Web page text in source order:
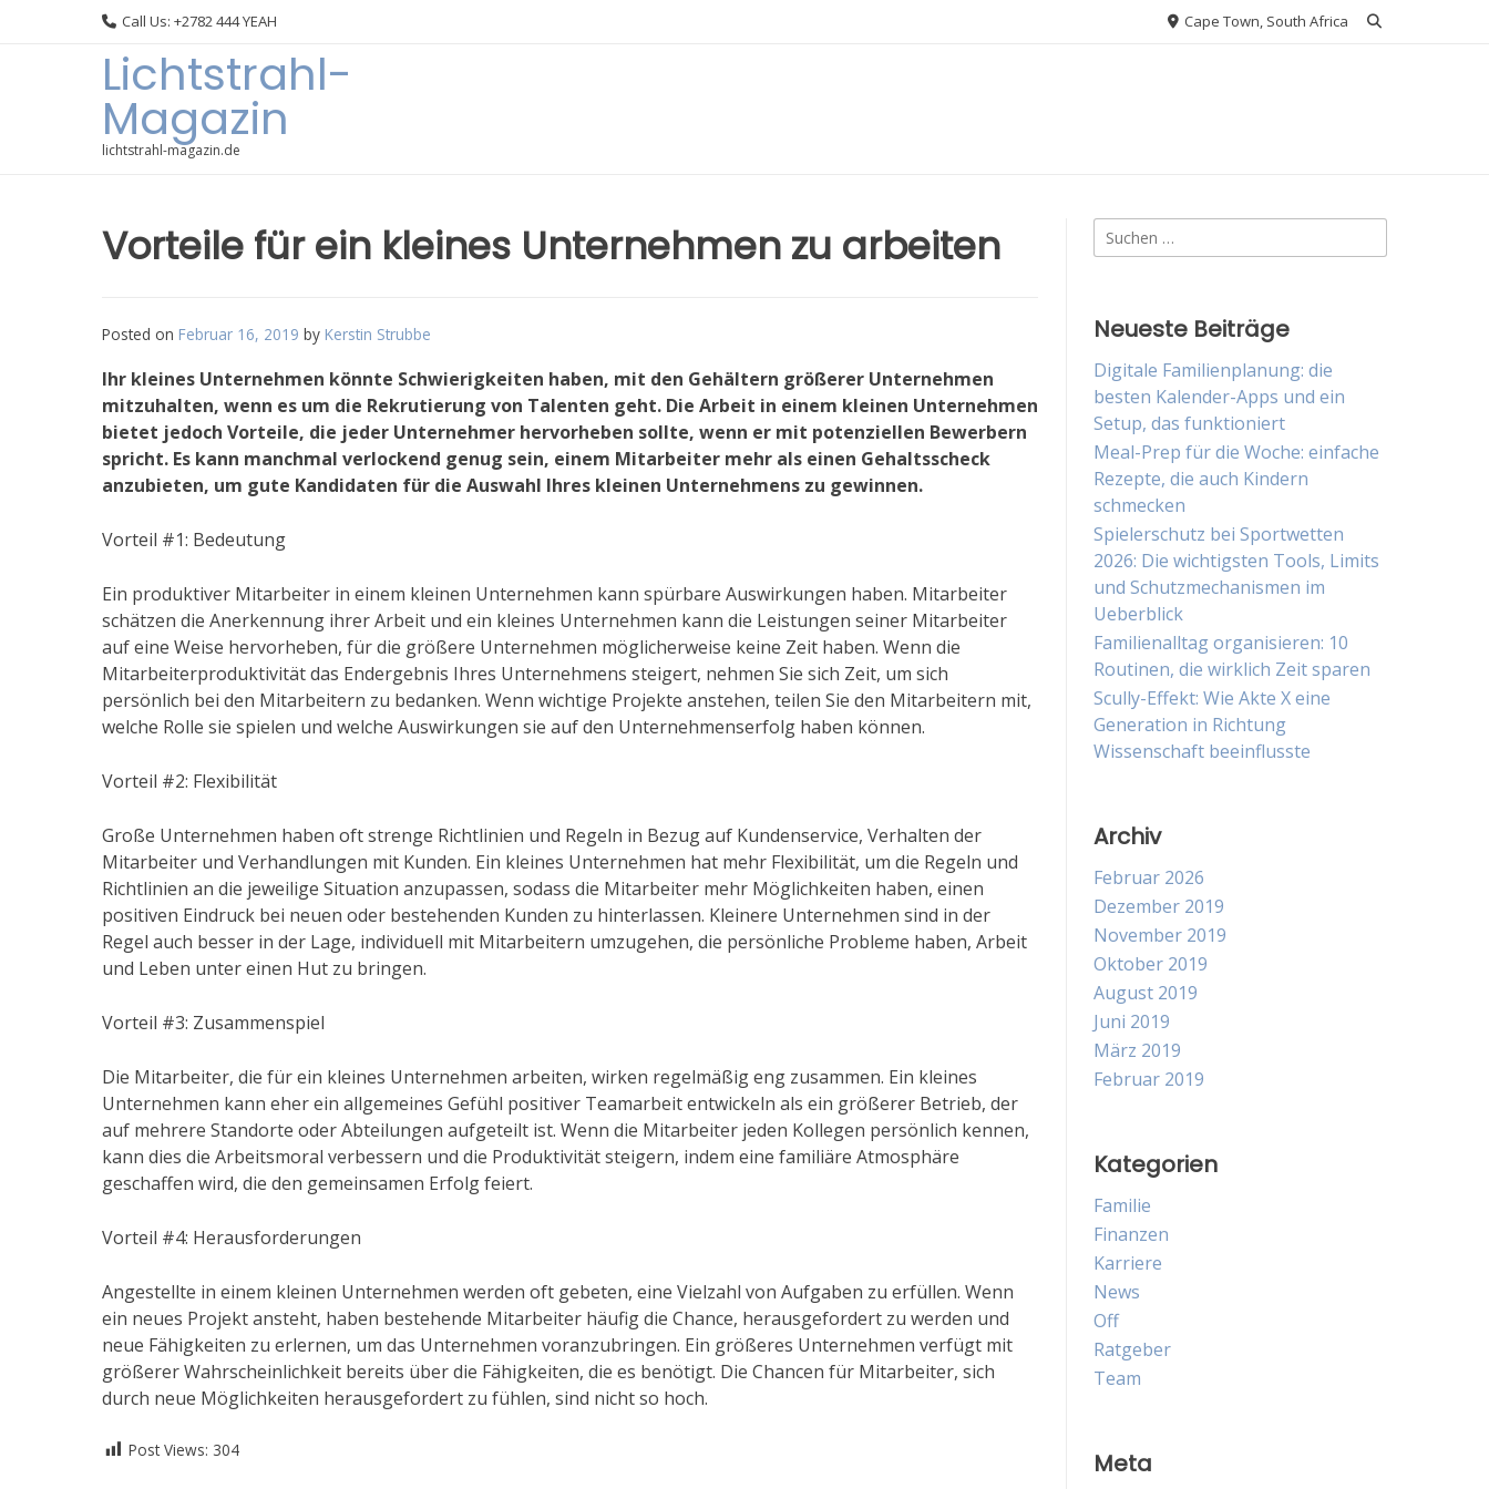
Call Us: +2782 444 YEAH Cape Town, South Africa
Lichtstrahl-
Magazin
lichtstrahl-magazin.de
Vorteile für ein kleines Unternehmen zu arbeiten
Posted on Februar 16, 2019 by Kerstin Strubbe
Ihr kleines Unternehmen könnte Schwierigkeiten haben, mit den Gehältern größerer Unternehmen
mitzuhalten, wenn es um die Rekrutierung von Talenten geht. Die Arbeit in einem kleinen Unternehmen
bietet jedoch Vorteile, die jeder Unternehmer hervorheben sollte, wenn er mit potenziellen Bewerbern
spricht. Es kann manchmal verlockend genug sein, einem Mitarbeiter mehr als einen Gehaltsscheck
anzubieten, um gute Kandidaten für die Auswahl Ihres kleinen Unternehmens zu gewinnen.
Vorteil #1: Bedeutung
Ein produktiver Mitarbeiter in einem kleinen Unternehmen kann spürbare Auswirkungen haben. Mitarbeiter
schätzen die Anerkennung ihrer Arbeit und ein kleines Unternehmen kann die Leistungen seiner Mitarbeiter
auf eine Weise hervorheben, für die größere Unternehmen möglicherweise keine Zeit haben. Wenn die
Mitarbeiterproduktivität das Endergebnis Ihres Unternehmens steigert, nehmen Sie sich Zeit, um sich
persönlich bei den Mitarbeitern zu bedanken. Wenn wichtige Projekte anstehen, teilen Sie den Mitarbeitern mit,
welche Rolle sie spielen und welche Auswirkungen sie auf den Unternehmenserfolg haben können.
Vorteil #2: Flexibilität
Große Unternehmen haben oft strenge Richtlinien und Regeln in Bezug auf Kundenservice, Verhalten der
Mitarbeiter und Verhandlungen mit Kunden. Ein kleines Unternehmen hat mehr Flexibilität, um die Regeln und
Richtlinien an die jeweilige Situation anzupassen, sodass die Mitarbeiter mehr Möglichkeiten haben, einen
positiven Eindruck bei neuen oder bestehenden Kunden zu hinterlassen. Kleinere Unternehmen sind in der
Regel auch besser in der Lage, individuell mit Mitarbeitern umzugehen, die persönliche Probleme haben, Arbeit
und Leben unter einen Hut zu bringen.
Vorteil #3: Zusammenspiel
Die Mitarbeiter, die für ein kleines Unternehmen arbeiten, wirken regelmäßig eng zusammen. Ein kleines
Unternehmen kann eher ein allgemeines Gefühl positiver Teamarbeit entwickeln als ein größerer Betrieb, der
auf mehrere Standorte oder Abteilungen aufgeteilt ist. Wenn die Mitarbeiter jeden Kollegen persönlich kennen,
kann dies die Arbeitsmoral verbessern und die Produktivität steigern, indem eine familiäre Atmosphäre
geschaffen wird, die den gemeinsamen Erfolg feiert.
Vorteil #4: Herausforderungen
Angestellte in einem kleinen Unternehmen werden oft gebeten, eine Vielzahl von Aufgaben zu erfüllen. Wenn
ein neues Projekt ansteht, haben bestehende Mitarbeiter häufig die Chance, herausgefordert zu werden und
neue Fähigkeiten zu erlernen, um das Unternehmen voranzubringen. Ein größeres Unternehmen verfügt mit
größerer Wahrscheinlichkeit bereits über die Fähigkeiten, die es benötigt. Die Chancen für Mitarbeiter, sich
durch neue Möglichkeiten herausgefordert zu fühlen, sind nicht so hoch.
Post Views: 304
Suche
nach:
Neueste Beiträge
Digitale Familienplanung: die
besten Kalender-Apps und ein
Setup, das funktioniert
Meal-Prep für die Woche: einfache
Rezepte, die auch Kindern
schmecken
Spielerschutz bei Sportwetten
2026: Die wichtigsten Tools, Limits
und Schutzmechanismen im
Ueberblick
Familienalltag organisieren: 10
Routinen, die wirklich Zeit sparen
Scully-Effekt: Wie Akte X eine
Generation in Richtung
Wissenschaft beeinflusste
Archiv
Februar 2026
Dezember 2019
November 2019
Oktober 2019
August 2019
Juni 2019
März 2019
Februar 2019
Kategorien
Familie
Finanzen
Karriere
News
Off
Ratgeber
Team
Meta